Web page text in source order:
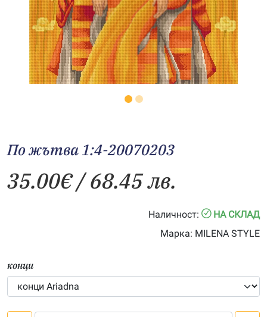
По жътва 1:4-20070203
35.00€/ 68.45 лв.
Наличност:
НА СКЛАД
Марка: MILENA STYLE
конци